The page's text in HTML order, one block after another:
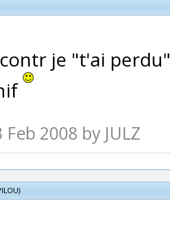
je "t'ai
Feb 2008 by JULZ